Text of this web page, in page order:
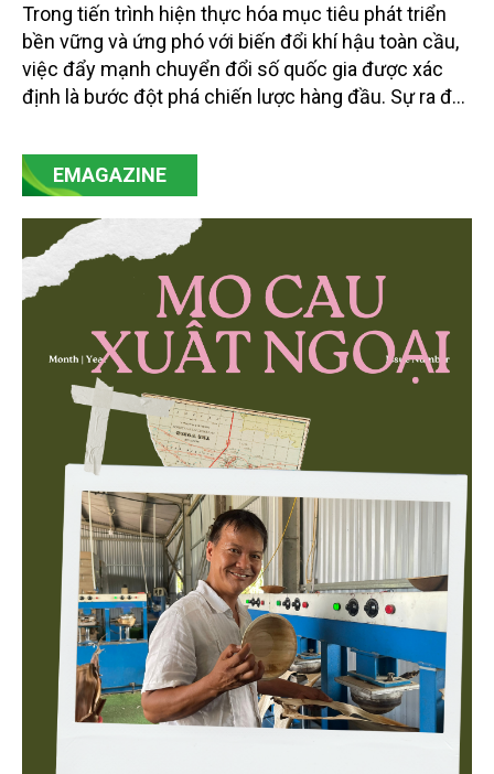
Trong tiến trình hiện thực hóa mục tiêu phát triển
bền vững và ứng phó với biến đổi khí hậu toàn cầu,
việc đẩy mạnh chuyển đổi số quốc gia được xác
định là bước đột phá chiến lược hàng đầu. Sự ra đời
mạnh mẽ, thúc đẩy quá trình cải cách toàn diện,
minh bạch hóa chuỗi cung ứng và nâng cao hiệu
then chốt là nông nghiệp và môi trường.
EMAGAZINE